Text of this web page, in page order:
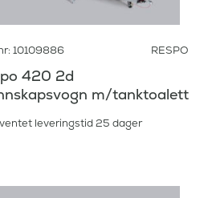
10109886 RESPO
420 2d
m/tanktoalett
leveringstid 25 dager